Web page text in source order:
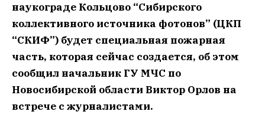
наукограде Кольцово “Сибирского
коллективного источника фотонов” (ЦКП
“СКИФ”) будет специальная пожарная
часть, которая сейчас создается, об этом
сообщил начальник ГУ МЧС по
Новосибирской области Виктор Орлов на
встрече с журналистами.